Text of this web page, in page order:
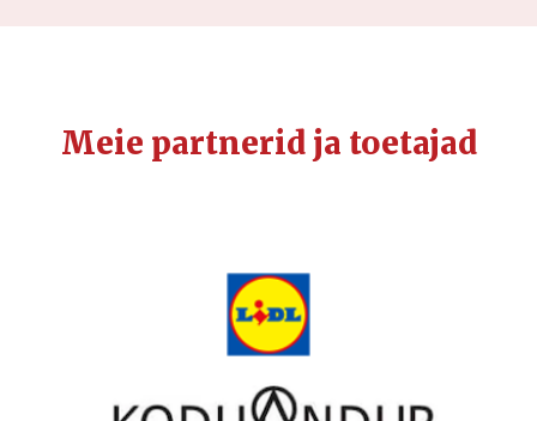
Meie partnerid ja toetajad